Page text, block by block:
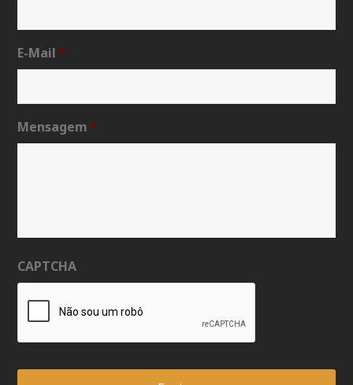
E-Mail *
Mensagem *
CAPTCHA